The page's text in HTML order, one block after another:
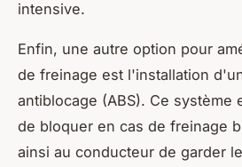
intensive.
Enfin, une autre option pour
de freinage est l'installation
antiblocage (ABS). Ce système
de bloquer en cas de freinage
ainsi au conducteur de garder